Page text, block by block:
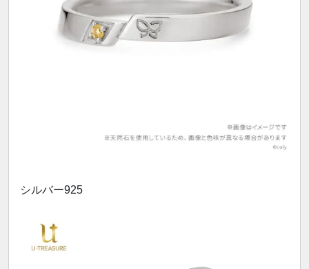
シルバー925